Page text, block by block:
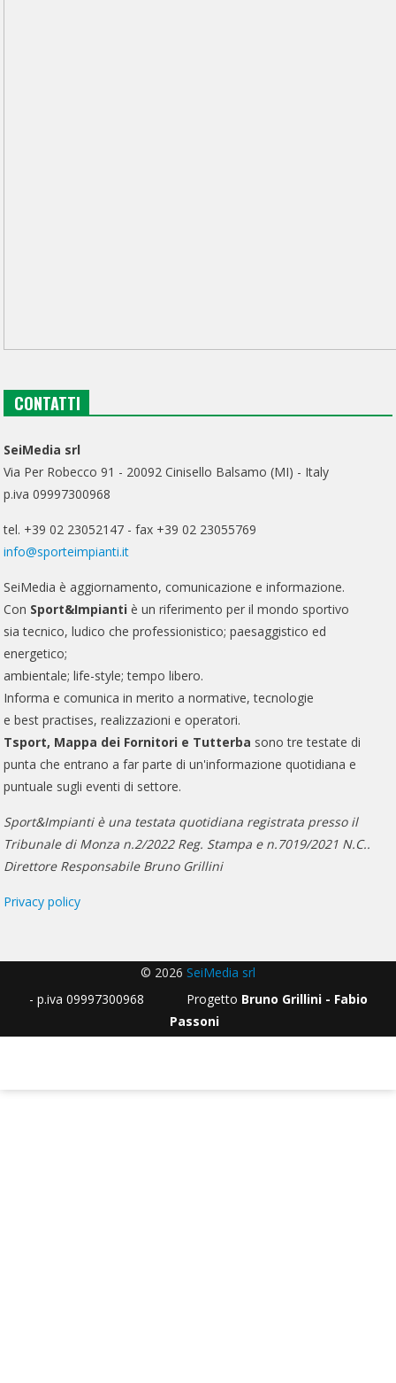
CONTATTI
SeiMedia srl
Via Per Robecco 91 - 20092 Cinisello Balsamo (MI) - Italy
p.iva 09997300968
tel. +39 02 23052147 - fax +39 02 23055769
info@sporteimpianti.it
SeiMedia è aggiornamento, comunicazione e informazione.
Con Sport&Impianti è un riferimento per il mondo sportivo
sia tecnico, ludico che professionistico; paesaggistico ed
energetico;
ambientale; life-style; tempo libero.
Informa e comunica in merito a normative, tecnologie
e best practises, realizzazioni e operatori.
Tsport, Mappa dei Fornitori e Tutterba sono tre testate di
punta che entrano a far parte di un'informazione quotidiana e
puntuale sugli eventi di settore.
Sport&Impianti è una testata quotidiana registrata presso il
Tribunale di Monza n.2/2022 Reg. Stampa e n.7019/2021 N.C..
Direttore Responsabile Bruno Grillini
Privacy policy
© 2026 SeiMedia srl
- p.iva 09997300968 Progetto Bruno Grillini - Fabio
Passoni